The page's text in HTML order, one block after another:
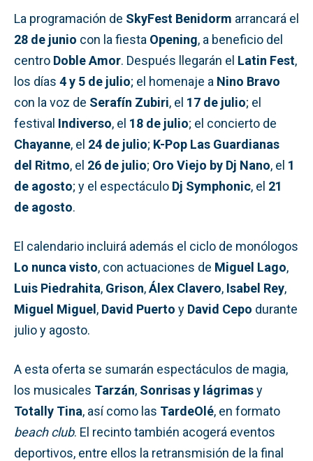
La programación de SkyFest Benidorm arrancará el
28 de junio con la fiesta Opening, a beneficio del
centro Doble Amor. Después llegarán el Latin Fest,
los días 4 y 5 de julio; el homenaje a Nino Bravo
con la voz de Serafín Zubiri, el 17 de julio; el
festival Indiverso, el 18 de julio; el concierto de
Chayanne, el 24 de julio; K-Pop Las Guardianas
del Ritmo, el 26 de julio; Oro Viejo by Dj Nano, el 1
de agosto; y el espectáculo Dj Symphonic, el 21
de agosto.
El calendario incluirá además el ciclo de monólogos
Lo nunca visto, con actuaciones de Miguel Lago,
Luis Piedrahita, Grison,Álex Clavero, Isabel Rey,
Miguel Miguel, David Puerto y David Cepo durante
julio y agosto.
A esta oferta se sumarán espectáculos de magia,
los musicales Tarzán, Sonrisas y lágrimasy
Totally Tina, así como las TardeOlé, en formato
beach club. El recinto también acogerá eventos
deportivos, entre ellos la retransmisión de la final